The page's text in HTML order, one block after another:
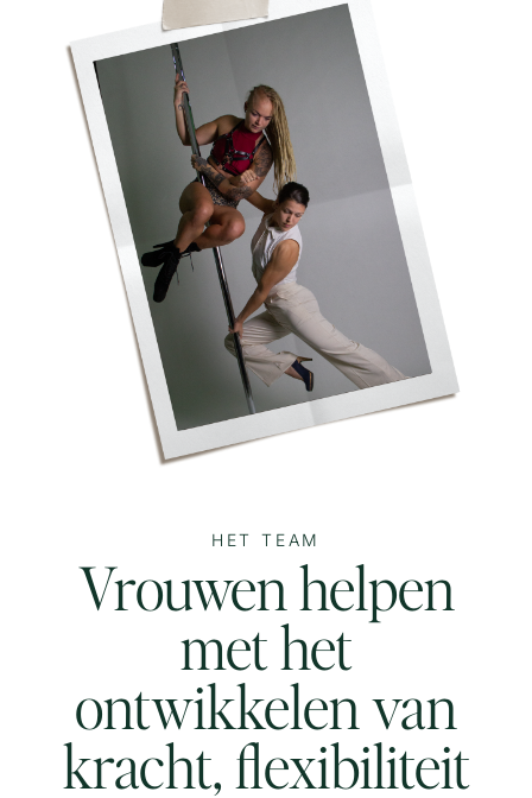
HET TEAM
Vrouwen helpen
met het
ontwikkelen van
kracht, flexibiliteit